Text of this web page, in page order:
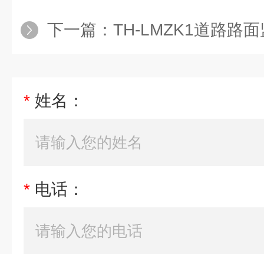
下一篇： TH-LMZK1道路路
* 姓名：
* 电话：